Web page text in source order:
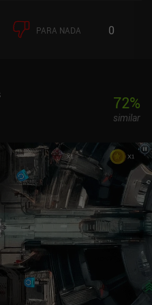
PARA NADA 0
72%
similar